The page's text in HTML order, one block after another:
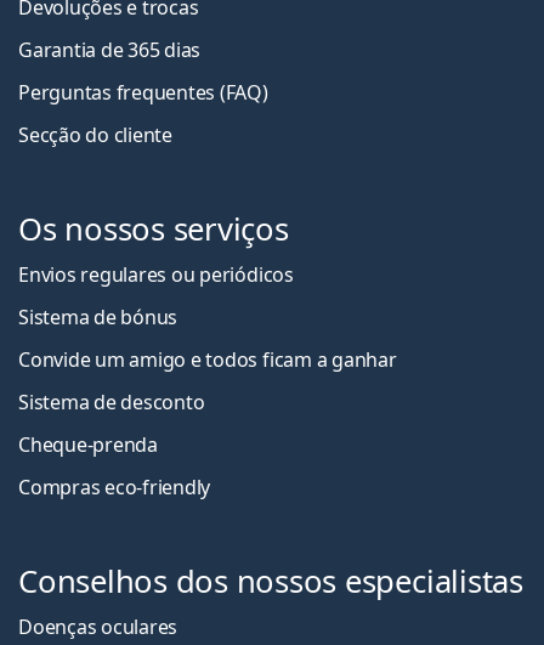
Devoluções e trocas
Garantia de 365 dias
Perguntas frequentes (FAQ)
Secção do cliente
Os nossos serviços
Envios regulares ou periódicos
Sistema de bónus
Convide um amigo e todos ficam a ganhar
Sistema de desconto
Cheque-prenda
Compras eco-friendly
Conselhos dos nossos especialistas
Doenças oculares